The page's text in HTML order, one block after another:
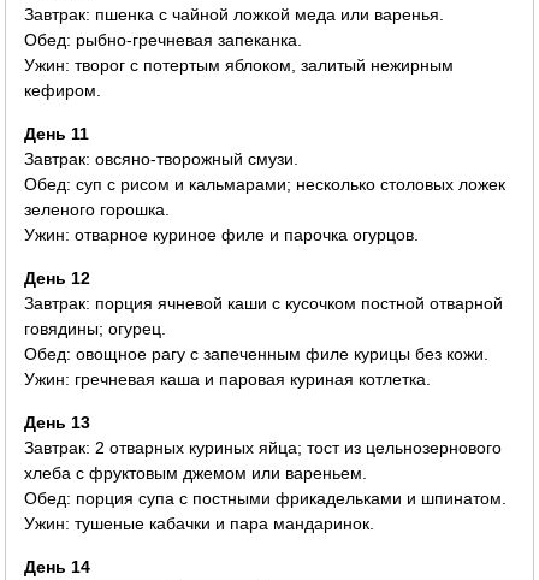
Завтрак: пшенка с чайной ложкой меда или варенья.
Обед: рыбно-гречневая запеканка.
Ужин: творог с потертым яблоком, залитый нежирным
кефиром.
День 11
Завтрак: овсяно-творожный смузи.
Обед: суп с рисом и кальмарами; несколько столовых ложек
зеленого горошка.
Ужин: отварное куриное филе и парочка огурцов.
День 12
Завтрак: порция ячневой каши с кусочком постной отварной
говядины; огурец.
Обед: овощное рагу с запеченным филе курицы без кожи.
Ужин: гречневая каша и паровая куриная котлетка.
День 13
Завтрак: 2 отварных куриных яйца; тост из цельнозернового
хлеба с фруктовым джемом или вареньем.
Обед: порция супа с постными фрикадельками и шпинатом.
Ужин: тушеные кабачки и пара мандаринок.
День 14